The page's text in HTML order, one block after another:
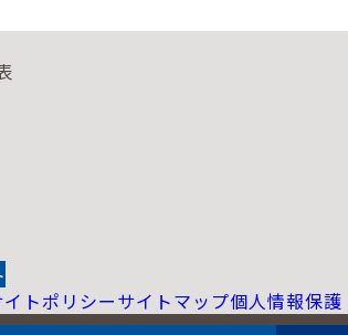
イトポリシーサイトマップ個人情報保護